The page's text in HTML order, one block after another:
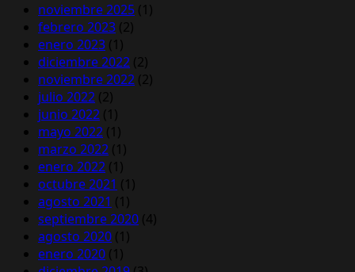
noviembre 2025 (1)
febrero 2023 (2)
enero 2023 (1)
diciembre 2022 (2)
noviembre 2022 (2)
julio 2022 (2)
junio 2022 (1)
mayo 2022 (1)
marzo 2022 (1)
enero 2022 (1)
octubre 2021 (1)
agosto 2021 (1)
septiembre 2020 (4)
agosto 2020 (1)
enero 2020 (1)